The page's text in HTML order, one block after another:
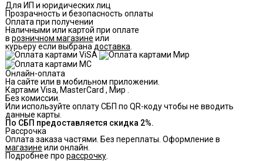
Для ИП и юридических лиц
Прозрачность и безопасность оплаты
Оплата при получении
Наличными или картой при оплате
в розничном магазине или
курьеру если выбрана доставка
Онлайн-оплата
На сайте или в мобильном приложении.
Картами Visa, MasterCard , Мир .
Без комиссии.
Или используйте оплату СБП по QR-коду чтобы не вводить
данные карты.
По СБП предоставляется скидка 2%.
Рассрочка
Оплата заказа частями. Без переплаты. Оформление в
магазине или онлайн.
Подробнее про рассрочку